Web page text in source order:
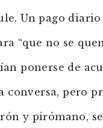
Un pago diario
“que no se
ponerse de
conversa, pero
y pirómano,